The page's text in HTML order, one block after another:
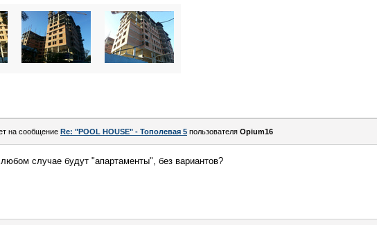
на сообщение Re: "POOL HOUSE" - Тополевая 5 пользователя Opium16
случае будут "апартаменты", без вариантов?